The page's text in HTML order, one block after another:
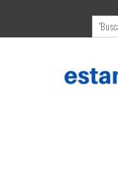
contenido